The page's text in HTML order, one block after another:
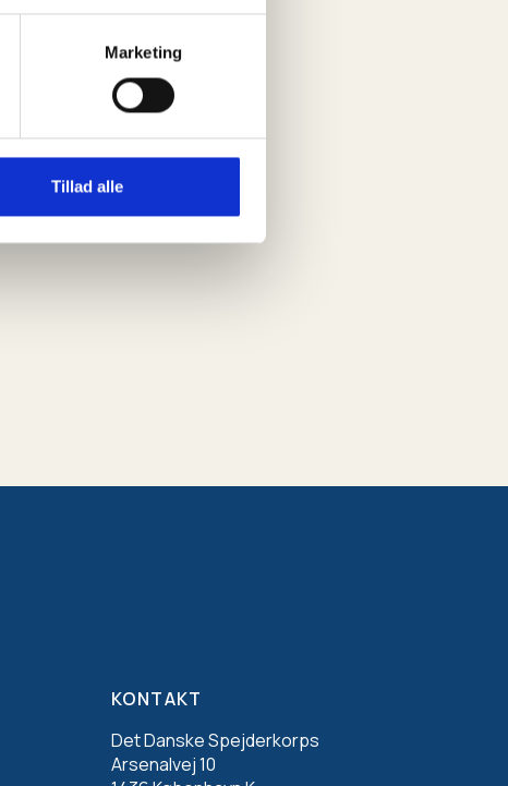
Marketing
Tillad alle
KONTAKT
Det Danske Spejderkorps
Arsenalvej 10